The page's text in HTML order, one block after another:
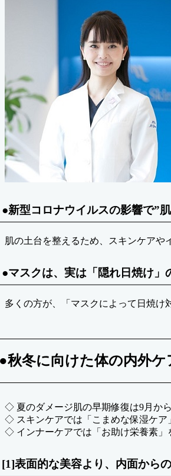
●新型コロナウイルスの影響で”
肌の土台を整えるため、スキンケアや
●マスクは、実は「隠れ日焼け」
多くの方が、「マスクによって日焼け
秋冬に向けた体の内外ケ
◇ 夏のダメージ肌の早期修復は9月か
◇ スキンケアでは「こまめな保湿ケア
◇ インナーケアでは「お助け栄養素」
[1]表面的な美容より、内面から